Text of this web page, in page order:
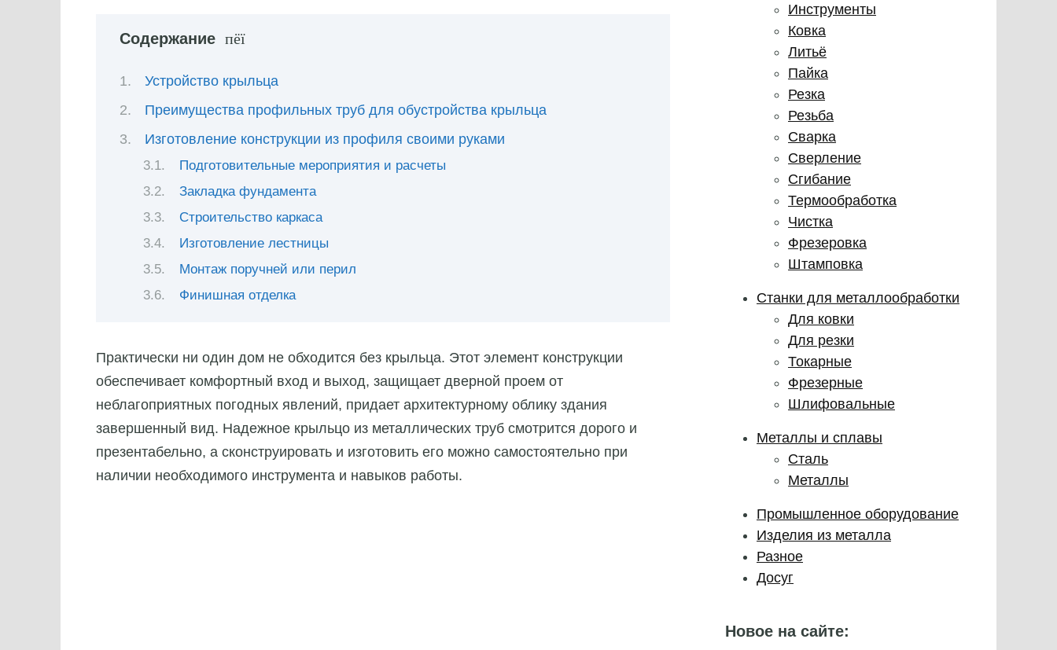
Содержание
Устройство крыльца
Преимущества профильных труб для обустройства крыльца
Изготовление конструкции из профиля своими руками
Подготовительные мероприятия и расчеты
Закладка фундамента
Строительство каркаса
Изготовление лестницы
Монтаж поручней или перил
Финишная отделка
Практически ни один дом не обходится без крыльца. Этот элемент конструкции
обеспечивает комфортный вход и выход, защищает дверной проем от
неблагоприятных погодных явлений, придает архитектурному облику здания
завершенный вид. Надежное крыльцо из металлических труб смотрится дорого и
презентабельно, а сконструировать и изготовить его можно самостоятельно при
наличии необходимого инструмента и навыков работы.
Инструменты
Ковка
Литьё
Пайка
Резка
Резьба
Сварка
Сверление
Сгибание
Термообработка
Чистка
Фрезеровка
Штамповка
Станки для металлообработки
Для ковки
Для резки
Токарные
Фрезерные
Шлифовальные
Металлы и сплавы
Сталь
Металлы
Промышленное оборудование
Изделия из металла
Разное
Досуг
Новое на сайте: